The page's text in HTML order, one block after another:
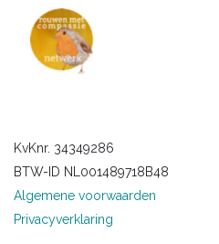
KvKnr. 34349286
BTW-ID NL001489718B48
Algemene voorwaarden
Privacyverklaring